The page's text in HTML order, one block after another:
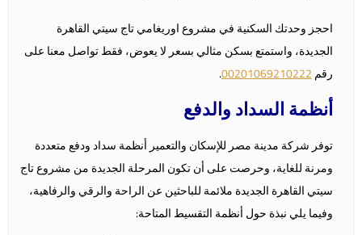
احجز وحدتك السكنية في مشروع اوريغامي تاج سيتي القاهرة
الجديدة، واستمتع بسكن مثالي بسعر لا يعوض، فقط تواصل معنا على
رقم00201069210222
.
أنظمة السداد والدفع
توفر شركة مدينة مصر للإسكان والتعمير أنظمة سداد ودفع متعددة
ومرنة للغاية، وحرصت على أن تكون المرحلة الجديدة من مشروع تاج
سيتي القاهرة الجديدة ملائمة للباحثين عن الراحة والرقي والرفاهية،
وفيما يلي نبذة حول أنظمة التقسيط المتاحة: